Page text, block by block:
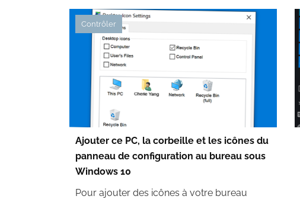
Contrôler
Ajouter ce PC, la corbeille et les icônes du
panneau de configuration au bureau sous
Windows 10
Pour ajouter des icônes à votre bureau